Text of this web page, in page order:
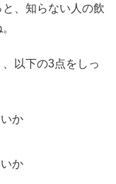
、知らない人の飲
以下の3点をしっ
か
か